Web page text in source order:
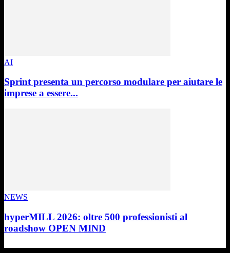
AI
Sprint presenta un percorso modulare per aiutare le
imprese a essere...
NEWS
hyperMILL 2026: oltre 500 professionisti al
roadshow OPEN MIND